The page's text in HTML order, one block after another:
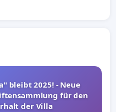
bleibt 2025! - Neue
für den
der Villa